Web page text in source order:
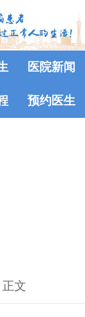
医院新闻
预约医生
正文